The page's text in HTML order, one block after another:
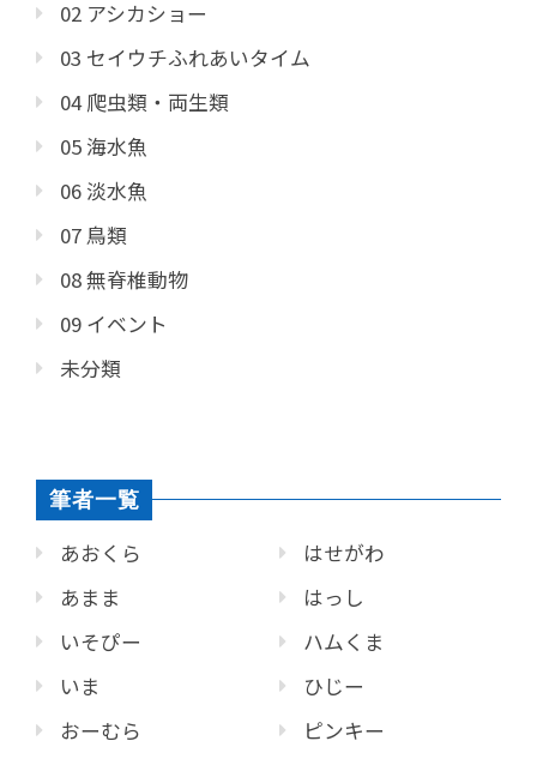
02 アシカショー
03 セイウチふれあいタイム
04 爬虫類・両生類
05 海水魚
06 淡水魚
07 鳥類
08 無脊椎動物
09 イベント
未分類
筆者一覧
あおくら
あまま
いそぴー
いま
おーむら
はせがわ
はっし
ハムくま
ひじー
ピンキー